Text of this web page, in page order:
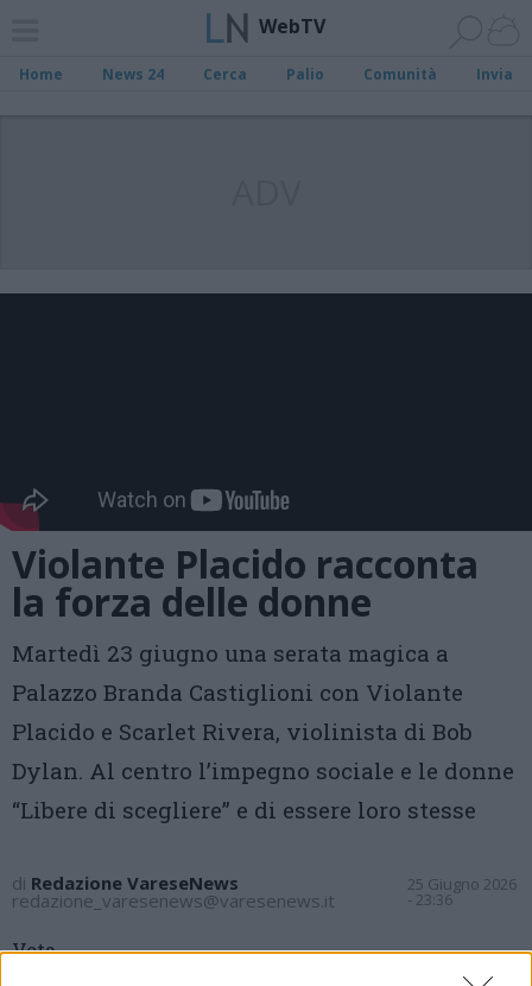
WebTV
Home News 24 Cerca Palio Comunità Invia
Violante Placido racconta
la forza delle donne
Martedì 23 giugno una serata magica a
Palazzo Branda Castiglioni con Violante
Placido e Scarlet Rivera, violinista di Bob
Dylan. Al centro l’impegno sociale e le donne
“Libere di scegliere” e di essere loro stesse
di Redazione VareseNews
redazione_varesenews@varesenews.it
25 Giugno 2026
- 23:36
Vota